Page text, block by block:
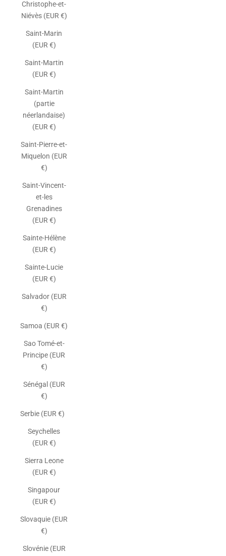
Christophe-et-
Niévès (EUR €)
Saint-Marin
(EUR €)
Saint-Martin
(EUR €)
Saint-Martin
(partie
néerlandaise)
(EUR €)
Saint-Pierre-et-
Miquelon (EUR
€)
Saint-Vincent-
et-les
Grenadines
(EUR €)
Sainte-Hélène
(EUR €)
Sainte-Lucie
(EUR €)
Salvador (EUR
€)
Samoa (EUR €)
Sao Tomé-et-
Principe (EUR
€)
Sénégal (EUR
€)
Serbie (EUR €)
Seychelles
(EUR €)
Sierra Leone
(EUR €)
Singapour
(EUR €)
Slovaquie (EUR
€)
Slovénie (EUR